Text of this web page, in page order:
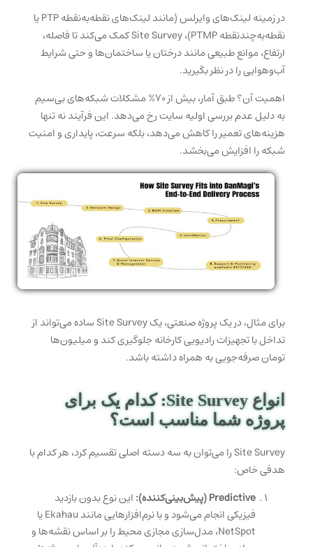
در زمینه لینک‌های وایرلس (مانند لینک‌های نقطه‌به‌نقطه PTP یا
نقطه‌به‌چندنقطه PTMP)، Site Survey کمک می‌کند تا فاصله،
ارتفاع، موانع طبیعی مانند درختان یا ساختمان‌ها و حتی شرایط
آب‌وهوایی را در نظر بگیرید.
اهمیت آن؟ طبق آمار، بیش از ۷۰% مشکلات شبکه‌های بی‌سیم
به دلیل عدم بررسی اولیه سایت رخ می‌دهد. این فرآیند نه تنها
هزینه‌های تعمیر را کاهش می‌دهد، بلکه سرعت، پایداری و امنیت
شبکه را افزایش می‌بخشد.
برای مثال، در یک پروژه صنعتی، یک Site Survey ساده می‌تواند از
تداخل با تجهیزات رادیویی کارخانه جلوگیری کند و میلیون‌ها
تومان صرفه‌جویی به همراه داشته باشد.
انواع Site Survey: کدام یک برای
پروژه شما مناسب است؟
Site Survey را می‌توان به سه دسته اصلی تقسیم کرد، هر کدام با
هدفی خاص:
Predictive (پیش‌بینی‌کننده):
این نوع بدون بازدید
فیزیکی انجام می‌شود و با نرم‌افزارهایی مانند Ekahau یا
NetSpot، مدل‌سازی مجازی محیط را بر اساس نقشه‌ها و